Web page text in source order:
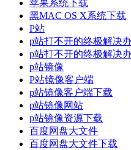
苹果系统下载
黑MAC OS X系统下载
P站
p站打不开的终极解决
p站打不开的终极解决
p站镜像
P站镜像客户端
p站镜像客户端下载
p站镜像网站
p站镜像资源下载
百度网盘大文件
百度网盘大文件下载